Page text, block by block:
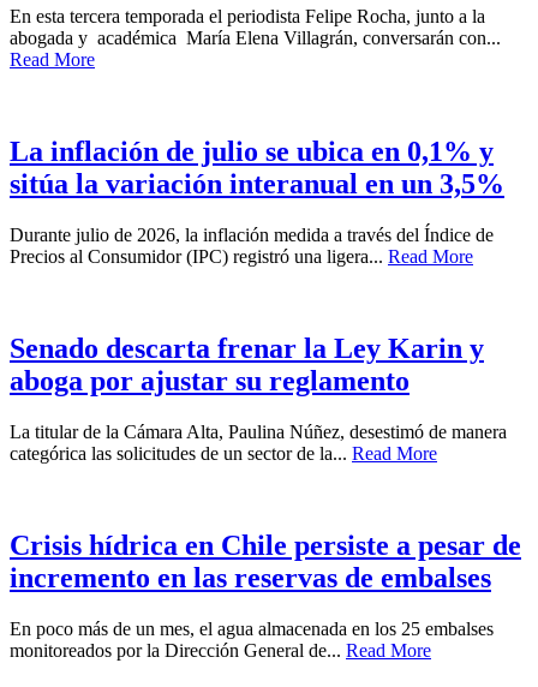
En esta tercera temporada el periodista Felipe Rocha, junto a la
abogada y académica María Elena Villagrán, conversarán con...
Read More
La inflación de julio se ubica en 0,1% y
sitúa la variación interanual en un 3,5%
Durante julio de 2026, la inflación medida a través del Índice de
Precios al Consumidor (IPC) registró una ligera... Read More
Senado descarta frenar la Ley Karin y
aboga por ajustar su reglamento
La titular de la Cámara Alta, Paulina Núñez, desestimó de manera
categórica las solicitudes de un sector de la... Read More
Crisis hídrica en Chile persiste a pesar de
incremento en las reservas de embalses
En poco más de un mes, el agua almacenada en los 25 embalses
monitoreados por la Dirección General de... Read More